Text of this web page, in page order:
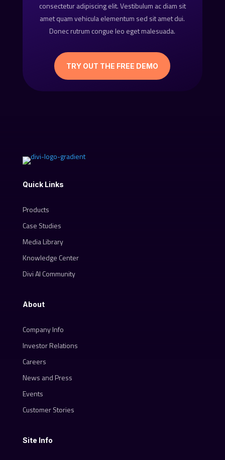
consectetur adipiscing elit. Vestibulum ac diam sit
amet quam vehicula elementum sed sit amet dui.
Donec rutrum congue leo eget malesuada.
TRY OUT THE FREE DEMO
Quick Links
Products
Case Studies
Media Library
Knowledge Center
Divi AI Community
About
Company Info
Investor Relations
Careers
News and Press
Events
Customer Stories
Site Info